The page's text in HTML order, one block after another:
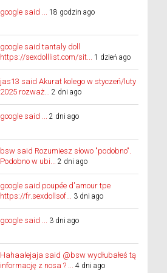
google said ... 18 godzin ago
google said tantaly doll
https://sexdolllist.com/sit... 1 dzień ago
jas13 said Akurat kolego w styczeń/luty
2025 rozważ... 2 dni ago
google said ... 2 dni ago
bsw said Rozumiesz słowo "podobno".
Podobno w ubi... 2 dni ago
google said poupée d'amour tpe
https://fr.sexdollsof... 3 dni ago
google said ... 3 dni ago
Hahaalejaja said @bsw wydłubałeś tą
informację z nosa ? ... 4 dni ago